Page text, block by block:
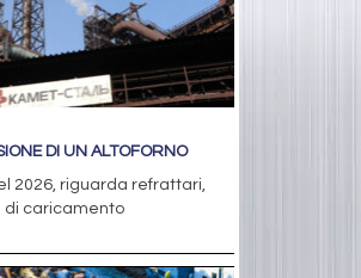
DI UN ALTOFORNO
2026, riguarda refrattari,
di caricamento